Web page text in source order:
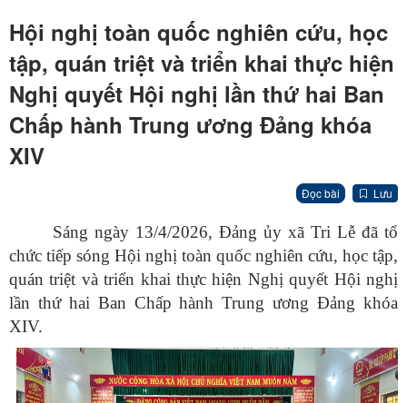
Hội nghị toàn quốc nghiên cứu, học
tập, quán triệt và triển khai thực hiện
Nghị quyết Hội nghị lần thứ hai Ban
Chấp hành Trung ương Đảng khóa
XIV
Đọc bài Lưu
Sáng ngày 13/4/2026, Đảng ủy xã Tri Lễ đã tổ
chức tiếp sóng Hội nghị toàn quốc nghiên cứu, học tập,
quán triệt và triển khai thực hiện Nghị quyết Hội nghị
lần thứ hai Ban Chấp hành Trung ương Đảng khóa
XIV.